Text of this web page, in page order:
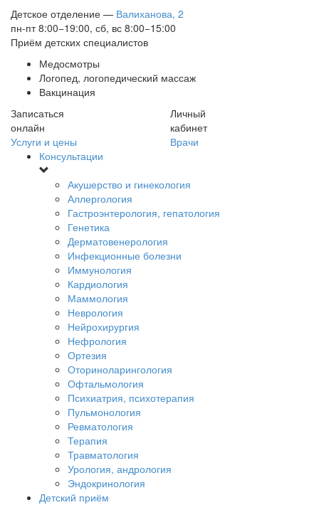
Детское отделение — Валиханова, 2
пн-пт 8:00−19:00, сб, вс 8:00−15:00
Приём детских специалистов
Медосмотры
Логопед, логопедический массаж
Вакцинация
Записаться
онлайн
Личный
кабинет
Услуги и цены
Врачи
Консультации
Акушерство и гинекология
Аллергология
Гастроэнтерология, гепатология
Генетика
Дерматовенерология
Инфекционные болезни
Иммунология
Кардиология
Маммология
Неврология
Нейрохирургия
Нефрология
Ортезия
Оториноларингология
Офтальмология
Психиатрия, психотерапия
Пульмонология
Ревматология
Терапия
Травматология
Урология, андрология
Эндокринология
Детский приём